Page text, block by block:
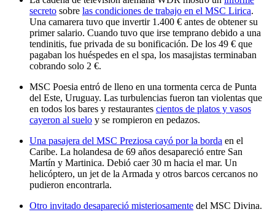
secreto sobre las condiciones de trabajo en el MSC Lirica.
Una camarera tuvo que invertir 1.400 € antes de obtener su
primer salario. Cuando tuvo que irse temprano debido a una
tendinitis, fue privada de su bonificación. De los 49 € que
pagaban los huéspedes en el spa, los masajistas terminaban
cobrando solo 2 €.
MSC Poesia entró de lleno en una tormenta cerca de Punta
del Este, Uruguay. Las turbulencias fueron tan violentas que
en todos los bares y restaurantes cientos de platos y vasos
cayeron al suelo y se rompieron en pedazos.
Una pasajera del MSC Preziosa cayó porla borda en el
Caribe. La holandesa de 69 años desapareció entre San
Martín y Martinica. Debió caer 30 m hacia el mar. Un
helicóptero, un jet de la Armada y otros barcos cercanos no
pudieron encontrarla.
Otro invitado desapareció misteriosamente del MSC Divina.